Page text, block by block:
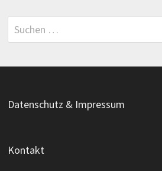
Suche
nach:
Datenschutz & Impressum
Kontakt